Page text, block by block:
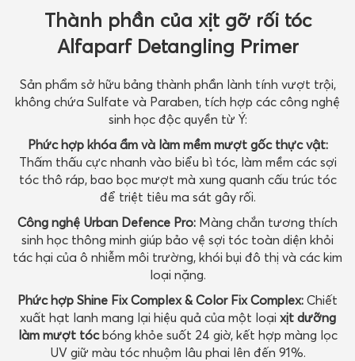
Thành phần của xịt gỡ rối tóc
Alfaparf Detangling Primer
Sản phẩm sở hữu bảng thành phần lành tính vượt trội,
không chứa Sulfate và Paraben, tích hợp các công nghệ
sinh học độc quyền từ Ý:
Phức hợp khóa ẩm và làm mềm mượt gốc thực vật:
Thấm thấu cực nhanh vào biểu bì tóc, làm mềm các sợi
tóc thô ráp, bao bọc mượt mà xung quanh cấu trúc tóc
để triệt tiêu ma sát gây rối.
Công nghệ Urban Defence Pro: Màng chắn tương thích
sinh học thông minh giúp bảo vệ sợi tóc toàn diện khỏi
tác hại của ô nhiễm môi trường, khói bụi đô thị và các kim
loại nặng.
Phức hợp Shine Fix Complex & Color Fix Complex: Chiết
xuất hạt lanh mang lại hiệu quả của một loại xịt dưỡng
làm mượt tócbóng khỏe suốt 24 giờ, kết hợp màng lọc
UV giữ màu tóc nhuộm lâu phai lên đến 91%.